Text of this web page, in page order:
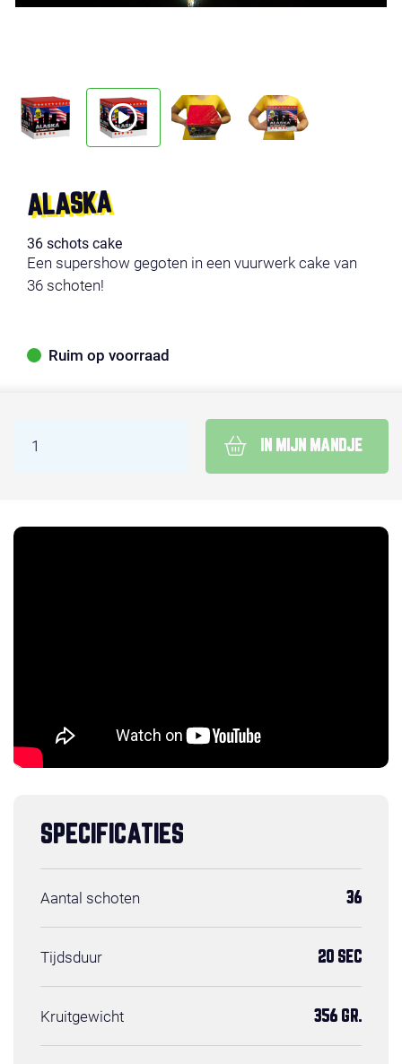
ALASKA
36 schots cake
Een supershow gegoten in een vuurwerk cake van
36 schoten!
Ruim op voorraad
IN MIJN MANDJE
SPECIFICATIES
Aantal schoten 36
Tijdsduur 20 SEC
Kruitgewicht 356 GR.